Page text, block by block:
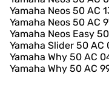
Yamaha Neos 50 AC
Yamaha Neos 50 AC
Yamaha Neos Easy
Yamaha Slider 50
Yamaha Why 50 AC
Yamaha Why 50 AC